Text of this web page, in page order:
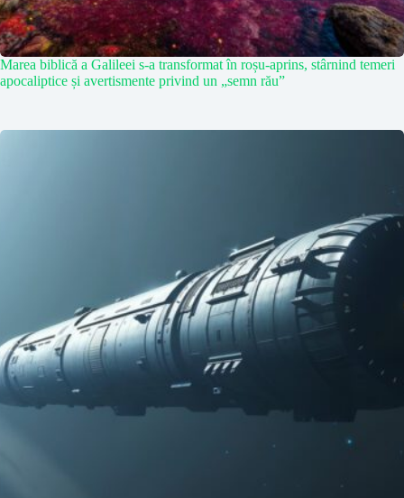
Marea biblică a Galileei s-a transformat în roșu-aprins, stârnind temeri
apocaliptice și avertismente privind un „semn rău”